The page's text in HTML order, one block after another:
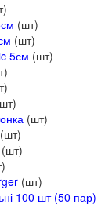
(шт)
(шт)
5см (шт)
(шт)
(шт)
(шт)
(шт)
100 шт (50 пар)